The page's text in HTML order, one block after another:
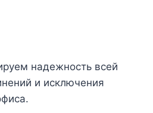
надежность всей
и исключения